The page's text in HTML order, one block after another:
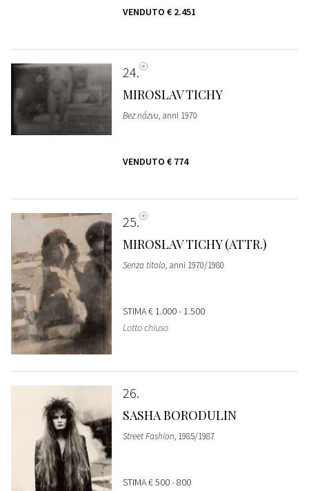
VENDUTO € 2.451
24
MIROSLAV TICHY
Bez názvu, anni 1970
VENDUTO € 774
25
MIROSLAV TICHY (ATTR.)
Senza titolo, anni 1970/1980
STIMA€ 1.000 - 1.500
Lotto chiuso
26
SASHA BORODULIN
Street Fashion, 1985/1987
STIMA€ 500 - 800